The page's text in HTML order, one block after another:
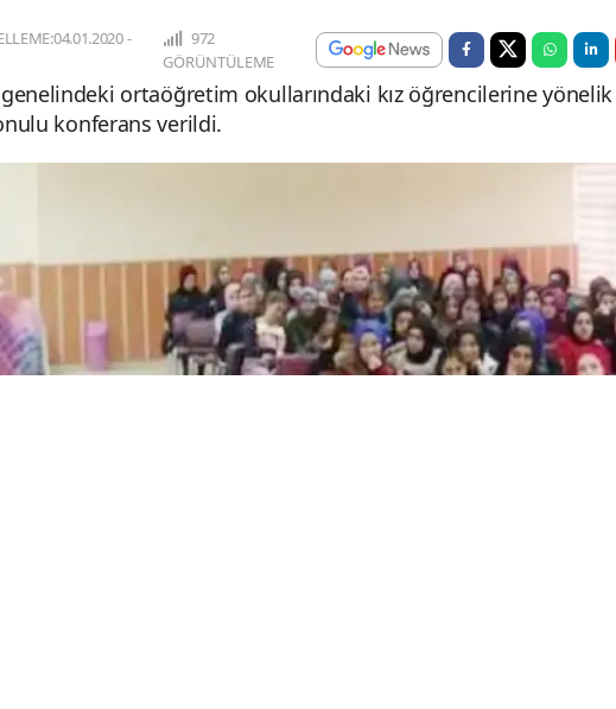
-
972
GÖRÜNTÜLEME
genelindeki ortaöğretim okullarındaki kız öğrencilerine yönelik
konferans verildi.